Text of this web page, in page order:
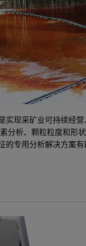
实现采矿业可持续经营
分析、颗粒粒度和形状
的专用分析解决方案有